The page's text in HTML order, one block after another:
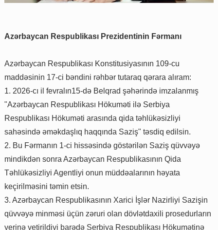
Azərbaycan Respublikası Prezidentinin Fərmanı
Azərbaycan Respublikası Konstitusiyasının 109-cu
maddəsinin 17-ci bəndini rəhbər tutaraq qərara alıram:
1. 2026-cı il fevralın15-də Belqrad şəhərində imzalanmış
"Azərbaycan Respublikası Hökuməti ilə Serbiya
Respublikası Hökuməti arasında qida təhlükəsizliyi
sahəsində əməkdaşlıq haqqında Saziş" təsdiq edilsin.
2. Bu Fərmanın 1-ci hissəsində göstərilən Saziş qüvvəyə
mindikdən sonra Azərbaycan Respublikasının Qida
Təhlükəsizliyi Agentliyi onun müddəalarının həyata
keçirilməsini təmin etsin.
3. Azərbaycan Respublikasının Xarici İşlər Nazirliyi Sazişin
qüvvəyə minməsi üçün zəruri olan dövlətdaxili prosedurların
yerinə yetirildiyi barədə Serbiya Respublikası Hökumətinə